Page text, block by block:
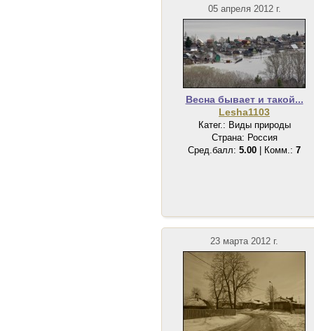
05 апреля 2012 г.
Весна бывает и такой...
Lesha1103
Катег.: Виды природы
Страна: Россия
Сред.балл: 5.00 | Комм.: 7
23 марта 2012 г.